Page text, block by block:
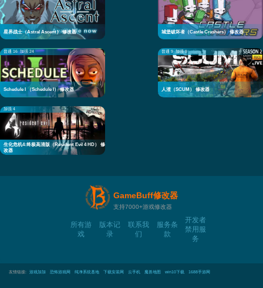
星界战士（Astral Ascent） 修改器 城堡破坏者（Castle Crashers） 修改器
普通 16 加强 24
Schedule I （Schedule I） 修改器
普通 9 加强 9
人渣（SCUM） 修改器
加强 4
生化危机4:终极高清版（Resident Evil 4 HD） 修
改器
GameBuff修改器
支持7000+游戏修改器
所有游
戏
版本记
录
联系我
们
服务条
款
开发者
禁用服
务
友情链接: 游戏加加 恐怖游戏网 纯净系统基地 下载安装网 云手机 魔兽地图 win10下载 1688手游网